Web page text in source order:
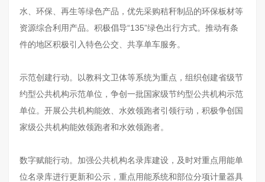
水、环保、再生等绿色产品，优先采购秸秆制品的环保板材等
资源综合利用产品。积极倡导“135”绿色出行方式。推动有条
件的地区积极引入特色公交、共享单车服务。
示范创建行动。以教科文卫体等系统为重点，组织创建省级节
约型公共机构示范单位，争创一批国家级节约型公共机构示范
单位。开展公共机构能效、水效领跑者引领行动，积极争创国
家级公共机构能效领跑者和水效领跑者。
数字赋能行动。加强公共机构名录库建设，及时对重点用能单
位名录库进行更新和公示，重点用能系统和部位分项计量器具